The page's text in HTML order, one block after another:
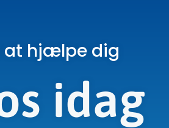
at hjælpe dig
idag